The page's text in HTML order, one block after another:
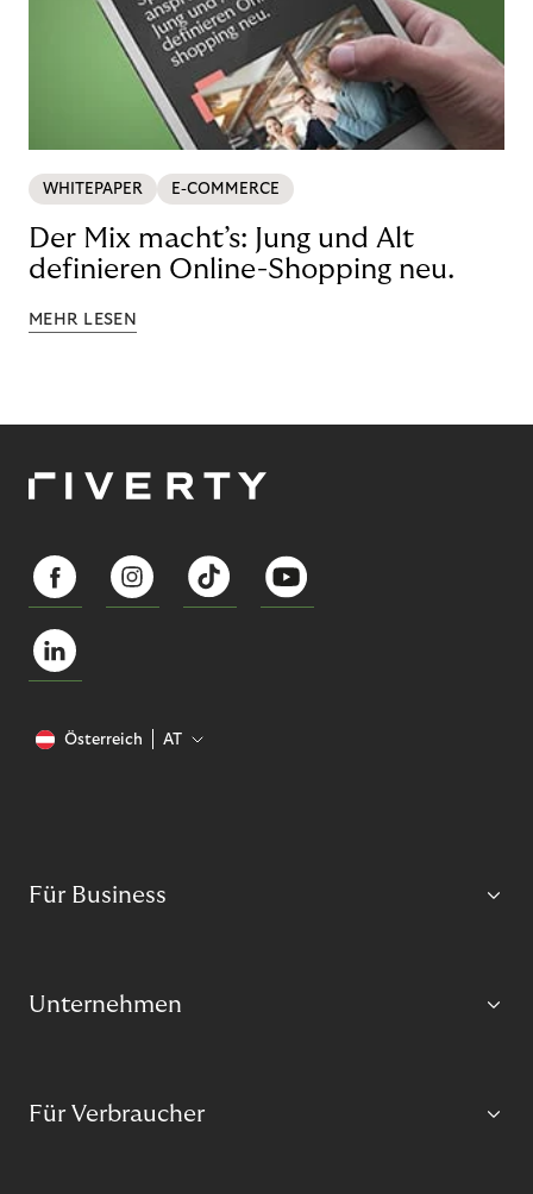
WHITEPAPER E-COMMERCE
Der Mix macht’s: Jung und Alt
definieren Online-Shopping neu.
MEHR LESEN
Österreich AT
Für Business
Unternehmen
Für Verbraucher